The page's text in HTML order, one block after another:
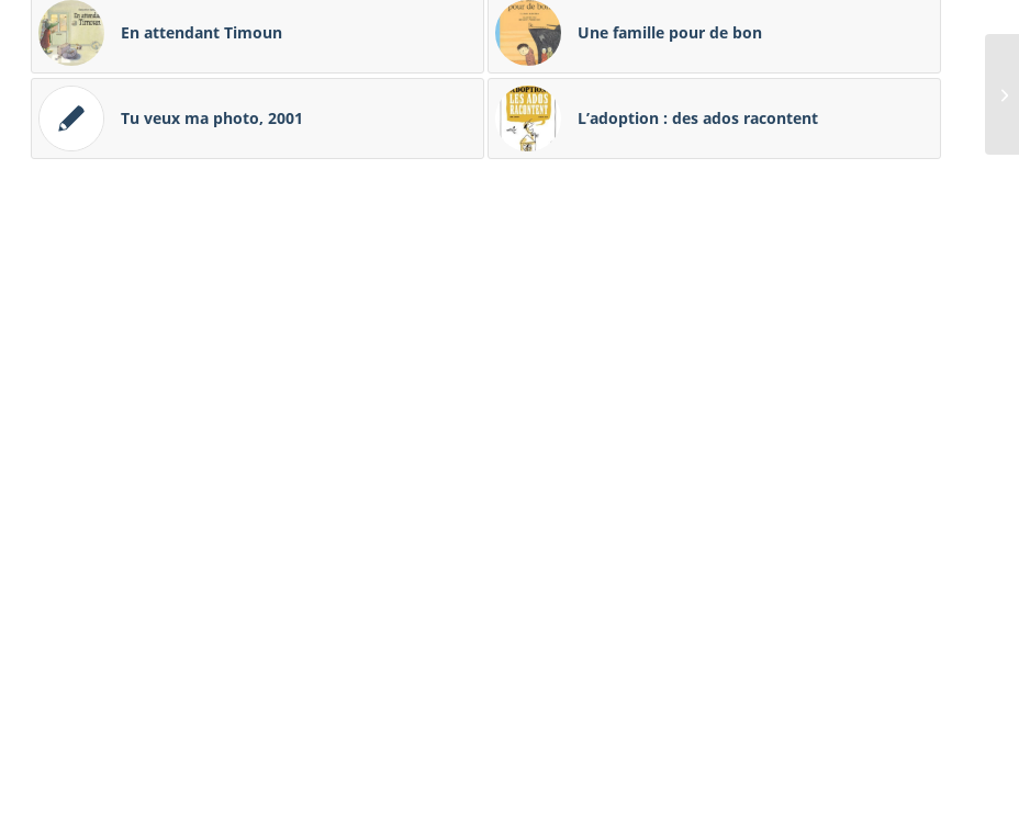
En attendant Timoun Une famille pour de bon
Tu veux ma photo, 2001 L’adoption : des ados racontent